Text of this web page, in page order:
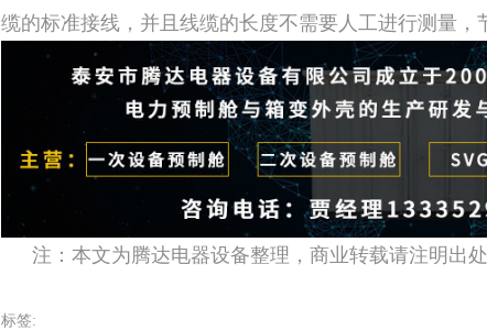
缆的标准接线，并且线缆的长度不需要人工进行测量，
注：本文为腾达电器设备整理，商业转载请注明出处
标签: